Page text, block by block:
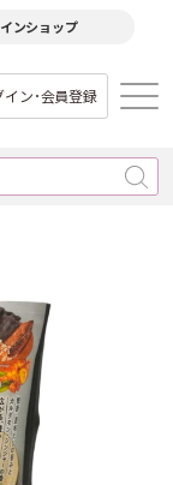
ンショップ
イン･会員登録